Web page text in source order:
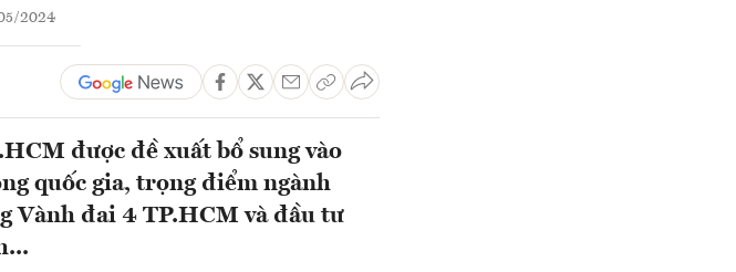
2024
được đề xuất bổ sung vào
quốc gia, trọng điểm ngành
Vành đai 4 TP.HCM và đầu tư